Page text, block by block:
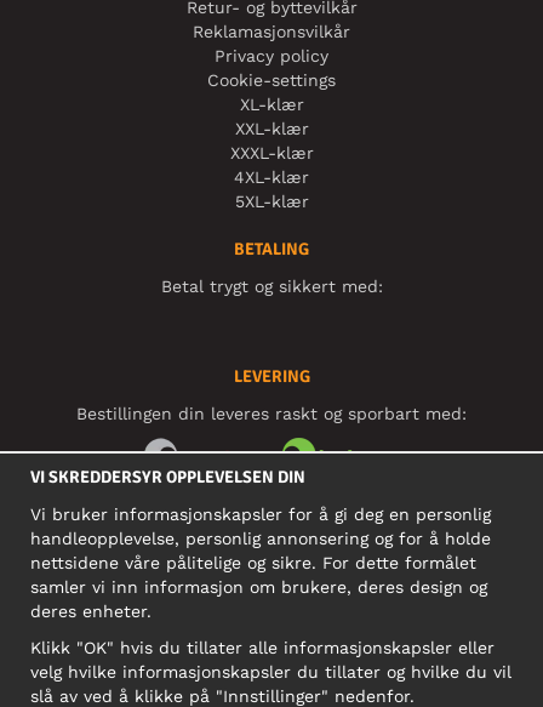
Retur- og byttevilkår
Reklamasjonsvilkår
Privacy policy
Cookie-settings
XL-klær
XXL-klær
XXXL-klær
4XL-klær
5XL-klær
BETALING
Betal trygt og sikkert med:
LEVERING
Bestillingen din leveres raskt og sporbart med:
SOSIALE MEDIER
Motley Denim Norge AS
911 891 581 MVA
VI SKREDDERSYR OPPLEVELSEN DIN
Vi bruker informasjonskapsler for å gi deg en personlig
handleopplevelse, personlig annonsering og for å holde
nettsidene våre pålitelige og sikre. For dette formålet
samler vi inn informasjon om brukere, deres design og
deres enheter.
Klikk "OK" hvis du tillater alle informasjonskapsler eller
velg hvilke informasjonskapsler du tillater og hvilke du vil
slå av ved å klikke på "Innstillinger" nedenfor.